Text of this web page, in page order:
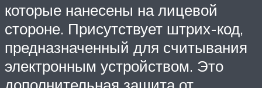
которые нанесены на лицевой
стороне. Присутствует штрих-код,
предназначенный для считывания
электронным устройством. Это